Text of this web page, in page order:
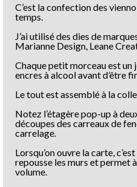
C’est la confection des
temps.
J’ai utilisé des dies de
Marianne Design, Leane
Chaque petit morceau est un
encres à alcool avant d’être
Le tout est assemblé à la
Notez l’étagère pop-up à
découpes des carreaux de
carrelage.
Lorsqu’on ouvre la carte,
repousse les murs et permet
volume.